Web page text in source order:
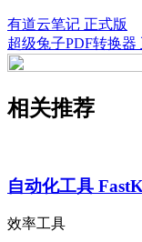
有道云笔记 正式版
超级兔子PDF转换器
相关推荐
自动化工具
效率工具